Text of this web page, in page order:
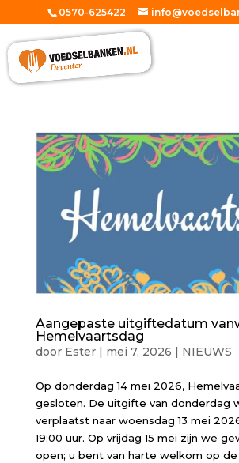
0570-625422
Aangepaste uitgiftedatum
Hemelvaartsdag
door Ester| mei 7, 2026 NIEUWS
Op donderdag 14 mei 2026,
gesloten. De uitgifte van donderdag
verplaatst naar woensdag 13 mei
19:00 uur. Op vrijdag 15 mei zijn we
open; u bent van harte welkom op